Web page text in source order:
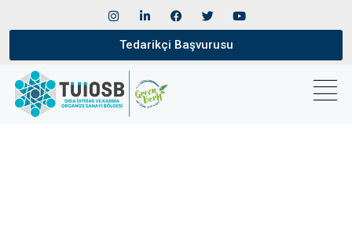
Tedarikçi Başvurusu